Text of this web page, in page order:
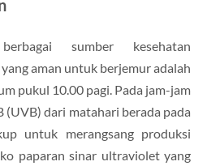
sumber kesehatan
aman untuk berjemur adalah
pukul 10.00 pagi. Pada jam-jam
(UVB) dari matahari berada pada
untuk merangsang produksi
paparan sinar ultraviolet yang